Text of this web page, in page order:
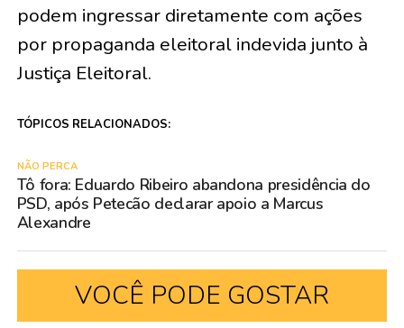
podem ingressar diretamente com ações
por propaganda eleitoral indevida junto à
Justiça Eleitoral.
TÓPICOS RELACIONADOS:
NÃO PERCA
Tô fora: Eduardo Ribeiro abandona presidência do
PSD, após Petecão declarar apoio a Marcus
Alexandre
VOCÊ PODE GOSTAR